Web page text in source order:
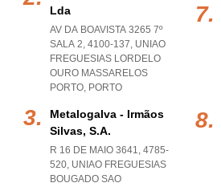
Lda
AV DA BOAVISTA 3265 7º
SALA 2, 4100-137, UNIAO
FREGUESIAS LORDELO
OURO MASSARELOS
PORTO, PORTO
Metalogalva - Irmãos
Silvas, S.a.
R 16 DE MAIO 3641, 4785-
520, UNIAO FREGUESIAS
BOUGADO SAO